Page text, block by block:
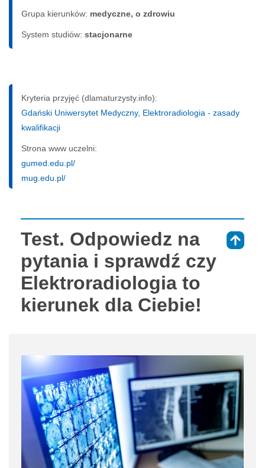
Grupa kierunków: medyczne, o zdrowiu
System studiów: sta­cjo­nar­ne
Kryteria przyjęć (dlamaturzysty.info):
Gdański Uniwersytet Medyczny, Elektroradiologia - zasady
kwalifikacji
Strona www uczelni:
gumed.edu.pl/
mug.edu.pl/
Test. Odpowiedz na
pytania i sprawdź czy
Elektroradiologia to
kierunek dla Ciebie!